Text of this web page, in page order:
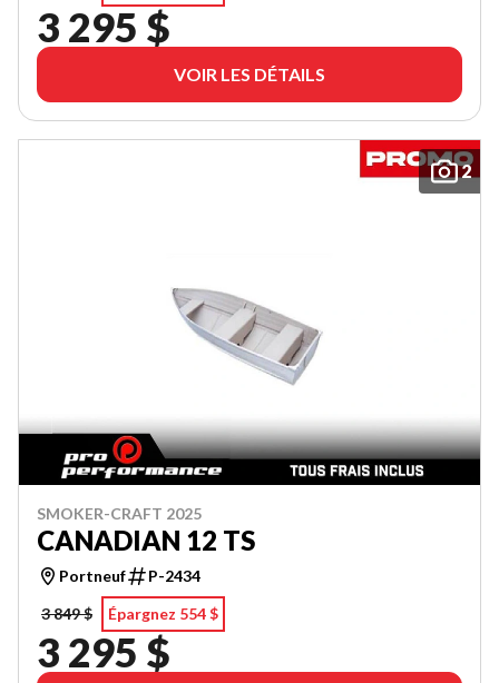
3 295 $
VOIR LES DÉTAILS
2
SMOKER-CRAFT 2025
CANADIAN 12 TS
Portneuf
P-2434
3 849 $
Épargnez 554 $
3 295 $